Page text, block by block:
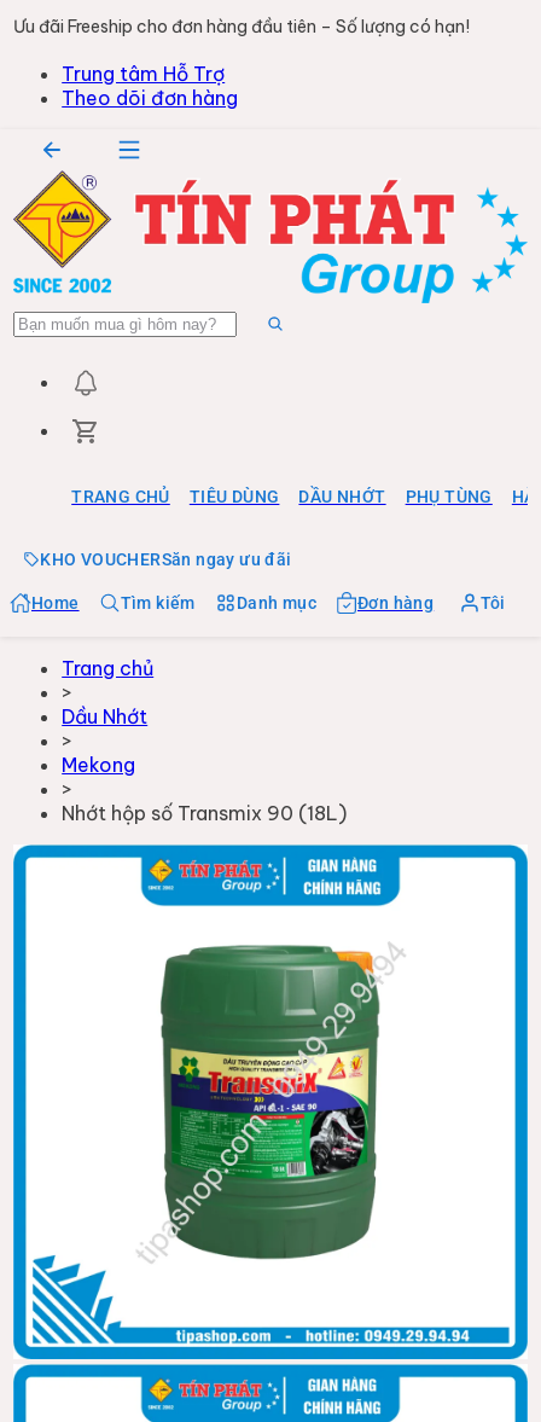
Ưu đãi Freeship cho đơn hàng đầu tiên – Số lượng có hạn!
Trung tâm Hỗ Trợ
Theo dõi đơn hàng
TRANG CHỦ TIÊU DÙNG DẦU NHỚT PHỤ TÙNG
KHO VOUCHERSăn ngay ưu đãi
Home Tìm kiếm Danh mục Đơn hàng Tôi
Trang chủ
>
Dầu Nhớt
>
Mekong
>
Nhớt hộp số Transmix 90 (18L)